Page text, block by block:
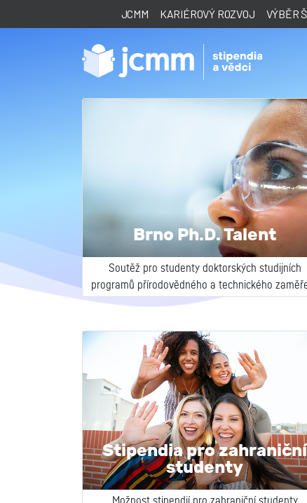
JCMM KARIÉROVÝ ROZVOJ VÝBĚR
Brno Ph.D. Talent
Soutěž pro studenty doktorských studijních
programů přírodovědného a technického
Stipendia pro zahraniční
studenty